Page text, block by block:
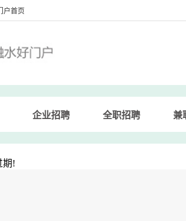
户首页
企业招聘 全职招聘 兼
期!